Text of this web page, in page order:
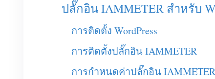
ปลั๊กอิน IAMMETER สำหรับ
การติดตั้ง WordPress
การติดตั้งปลั๊กอิน IAMMETER
การกำหนดค่าปลั๊กอิน IAMMETER